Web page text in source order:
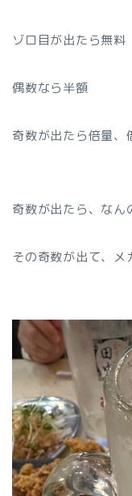
ゾロ目が出たら無料
偶数なら半額
奇数が出たら倍量、
奇数が出たら、なん
その奇数が出て、メ